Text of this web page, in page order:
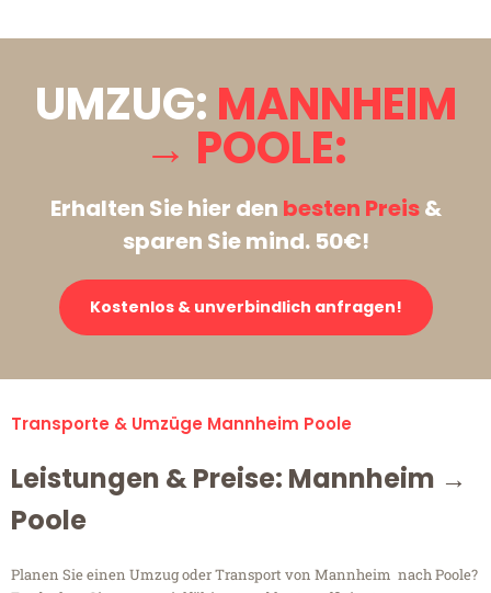
UMZUG: MANNHEIM
→ POOLE:
Erhalten Sie hier den besten Preis&
sparen Sie mind. 50€!
Kostenlos & unverbindlich anfragen!
Transporte & Umzüge Mannheim Poole
Leistungen & Preise: Mannheim →
Poole
Planen Sie einen Umzug oder Transport von Mannheim nach Poole?